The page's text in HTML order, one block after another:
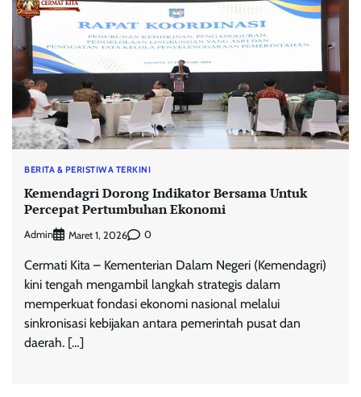
BERITA & PERISTIWA TERKINI
Kemendagri Dorong Indikator Bersama Untuk
Percepat Pertumbuhan Ekonomi
Admin Maret 1, 2026 0
Cermati Kita – Kementerian Dalam Negeri (Kemendagri)
kini tengah mengambil langkah strategis dalam
memperkuat fondasi ekonomi nasional melalui
sinkronisasi kebijakan antara pemerintah pusat dan
daerah. […]